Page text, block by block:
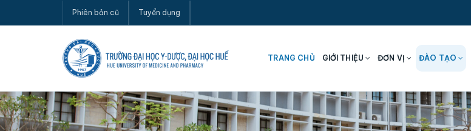
Phiên bản cũ Tuyển dụng
TRANG CHỦ GIỚI THIỆU ĐƠN VỊ ĐÀO TẠO